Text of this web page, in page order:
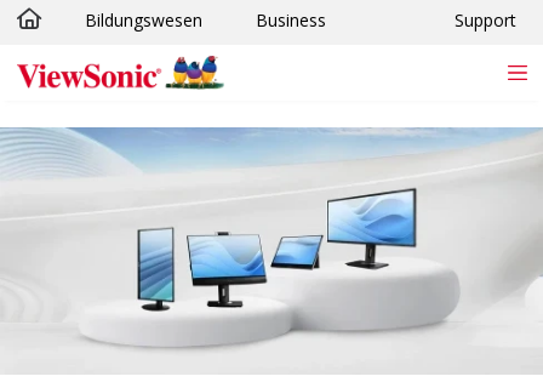
Skip to main content
Bildungswesen Business Support